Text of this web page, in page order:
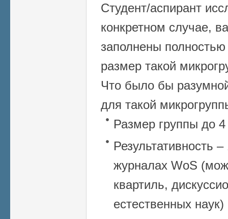
Студент/аспирант
конкретном случае,
заполнены
размер такой
Что было бы
для такой
Размер группы до
Результативность
журналах WoS
квартиль,
естественных наук)